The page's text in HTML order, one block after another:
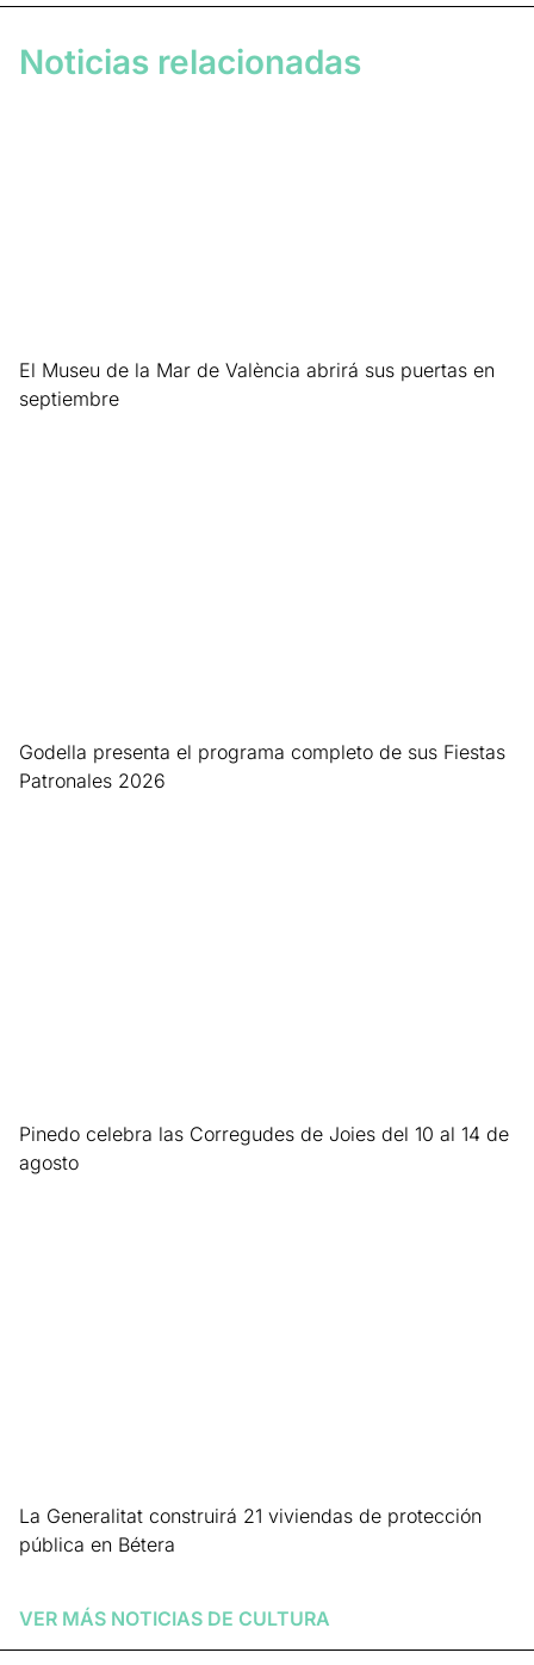
Noticias relacionadas
El Museu de la Mar de València abrirá sus puertas en
septiembre
Godella presenta el programa completo de sus Fiestas
Patronales 2026
Pinedo celebra las Corregudes de Joies del 10 al 14 de
agosto
La Generalitat construirá 21 viviendas de protección
pública en Bétera
VER MÁS NOTICIAS DE CULTURA